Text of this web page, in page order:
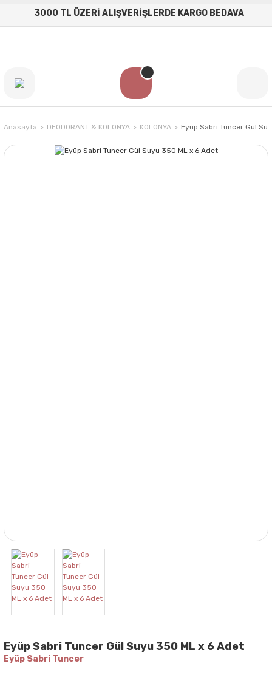
3000 TL ÜZERİ ALIŞVERİŞLERDE KARGO BEDAVA
Anasayfa DEODORANT & KOLONYA KOLONYA Eyüp Sabri Tuncer Gül
Eyüp Sabri Tuncer Gül Suyu 350 ML x 6 Adet
Eyüp Sabri Tuncer